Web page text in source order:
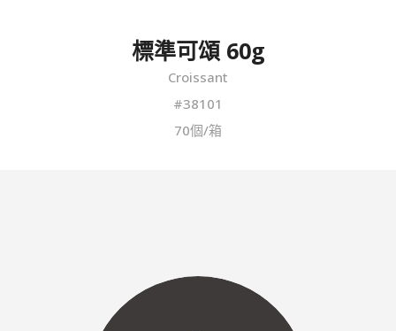
標準可頌 60g
Croissant
#38101
70個/箱